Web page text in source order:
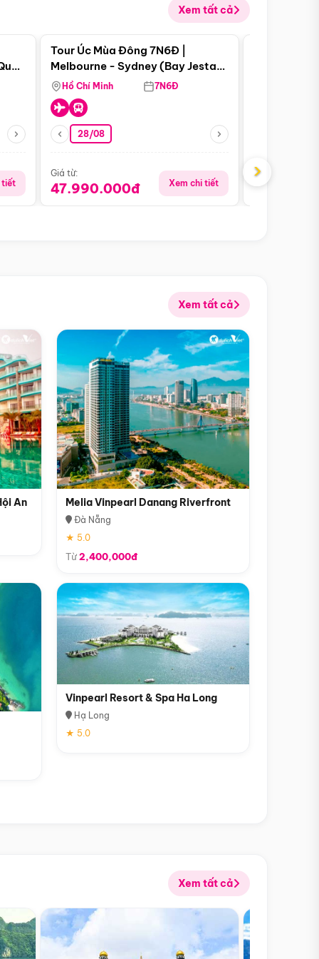
Xem tất cả
tiết
Điểm nổi bật
Tour Úc Mùa Đông 7N6Đ |
Melbourne - Sydney (Bay Jestar
Airways)
Hồ Chí Minh 7N6Đ
28/08
Giá từ:
47.990.000đ Xem chi tiết
Giá từ:
›
Xem tất cả
An Melia Vinpearl Danang Riverfront
Đà Nẵng
★ 5.0
Từ2,400,000đ
Vinpearl Resort & Spa Ha Long
Hạ Long
★ 5.0
Xem tất cả